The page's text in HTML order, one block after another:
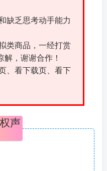
缺乏思考动手能力
类商品，一经打赏
，谢谢合作！
、看下载页、看下
声